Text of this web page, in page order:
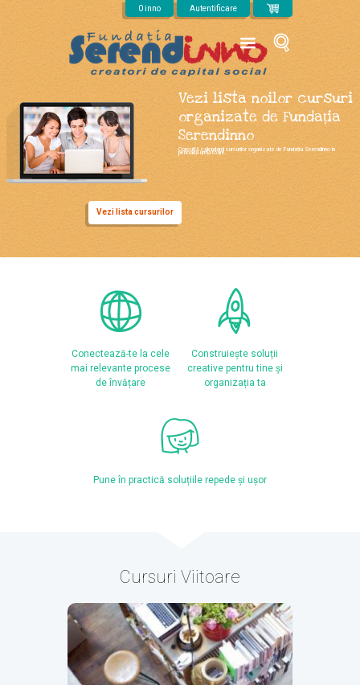
Mergi la conţinutul principal 0 inno Autentificare
Vezi lista noilor cursuri
organizate de Fundația
Serendinno
Consultă calendarul cursurilor organizate de Fundația Serendinno în
perioada următoare.
Vezi lista cursurilor
Conectează-te la cele
mai relevante procese
de învățare
Construiește soluții
creative pentru tine și
organizația ta
Pune în practică soluțiile repede și ușor
Cursuri Viitoare